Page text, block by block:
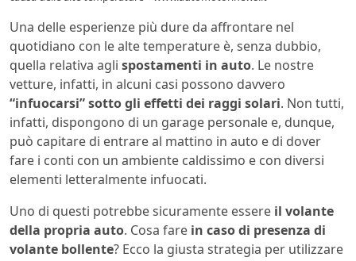
Una delle esperienze più dure da affrontare nel
quotidiano con le alte temperature è, senza dubbio,
quella relativa agli spostamenti in auto. Le nostre
vetture, infatti, in alcuni casi possono davvero
“infuocarsi” sotto gli effetti dei raggi solari. Non tutti,
infatti, dispongono di un garage personale e, dunque,
può capitare di entrare al mattino in auto e di dover
fare i conti con un ambiente caldissimo e con diversi
elementi letteralmente infuocati.
Uno di questi potrebbe sicuramente essere il volante
della propria auto. Cosa fare in caso di presenza di
volante bollente? Ecco la giusta strategia per utilizzare